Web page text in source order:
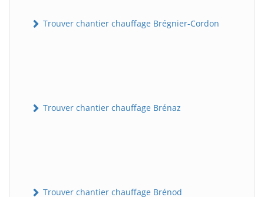
Trouver chantier chauffage Brégnier-Cordon
Trouver chantier chauffage Brénaz
Trouver chantier chauffage Brénod